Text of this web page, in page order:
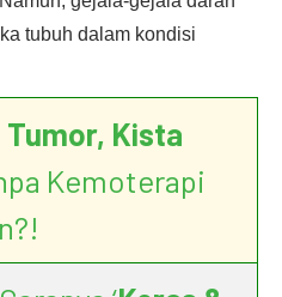
tubuh dalam kondisi
Tumor, Kista
Kemoterapi